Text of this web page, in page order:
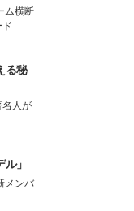
ム横断
る秘
人が
」
メンバ